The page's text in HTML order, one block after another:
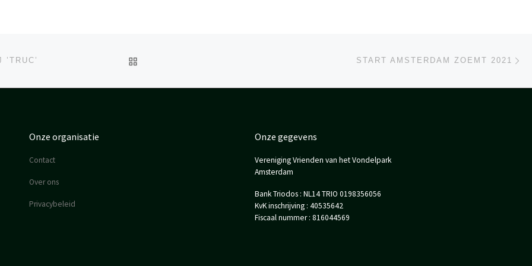
START AMSTERDAM ZOEMT 2021
Onze organisatie
Contact
Over ons
Privacybeleid
Onze gegevens
Vereniging Vrienden van het Vondelpark
Amsterdam
Bank Triodos : NL14 TRIO 0198356056
KvK inschrijving : 40535642
Fiscaal nummer : 816044569